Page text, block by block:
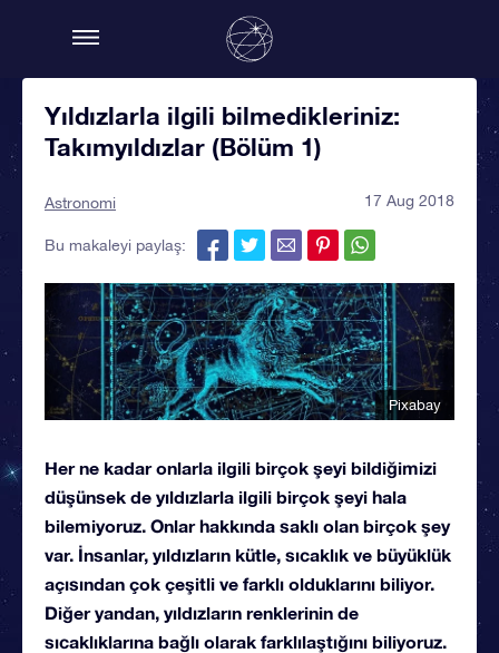
Yıldızlarla ilgili bilmedikleriniz:
Takımyıldızlar (Bölüm 1)
Astronomi 17 Aug 2018
Bu makaleyi paylaş:
Pixabay
Her ne kadar onlarla ilgili birçok şeyi bildiğimizi
düşünsek de yıldızlarla ilgili birçok şeyi hala
bilemiyoruz. Onlar hakkında saklı olan birçok şey
var. İnsanlar, yıldızların kütle, sıcaklık ve büyüklük
açısından çok çeşitli ve farklı olduklarını biliyor.
Diğer yandan, yıldızların renklerinin de
sıcaklıklarına bağlı olarak farklılaştığını biliyoruz.